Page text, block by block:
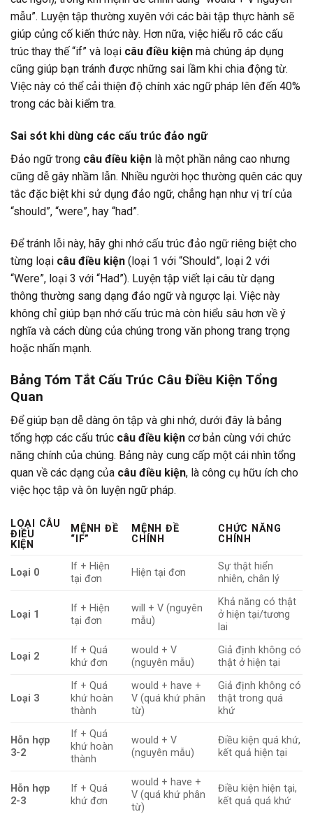
mẫu”. Luyện tập thường xuyên với các bài tập thực hành sẽ
giúp củng cố kiến thức này. Hơn nữa, việc hiểu rõ các cấu
trúc thay thế “if” và loại câu điều kiện mà chúng áp dụng
cũng giúp bạn tránh được những sai lầm khi chia động từ.
Việc này có thể cải thiện độ chính xác ngữ pháp lên đến 40%
trong các bài kiểm tra.
Sai sót khi dùng các cấu trúc đảo ngữ
Đảo ngữ trong câu điều kiện là một phần nâng cao nhưng
cũng dễ gây nhầm lẫn. Nhiều người học thường quên các quy
tắc đặc biệt khi sử dụng đảo ngữ, chẳng hạn như vị trí của
“should”, “were”, hay “had”.
Để tránh lỗi này, hãy ghi nhớ cấu trúc đảo ngữ riêng biệt cho
từng loại câu điều kiện (loại 1 với “Should”, loại 2 với
“Were”, loại 3 với “Had”). Luyện tập viết lại câu từ dạng
thông thường sang dạng đảo ngữ và ngược lại. Việc này
không chỉ giúp bạn nhớ cấu trúc mà còn hiểu sâu hơn về ý
nghĩa và cách dùng của chúng trong văn phong trang trọng
hoặc nhấn mạnh.
Bảng Tóm Tắt Cấu Trúc Câu Điều Kiện Tổng
Quan
Để giúp bạn dễ dàng ôn tập và ghi nhớ, dưới đây là bảng
tổng hợp các cấu trúc câu điều kiện cơ bản cùng với chức
năng chính của chúng. Bảng này cung cấp một cái nhìn tổng
quan về các dạng của câu điều kiện, là công cụ hữu ích cho
việc học tập và ôn luyện ngữ pháp.
LOẠI CÂU
ĐIỀU
KIỆN
MỆNH ĐỀ
“IF”
MỆNH ĐỀ
CHÍNH
CHỨC NĂNG
CHÍNH
Loại 0
If + Hiện
tại đơn
Hiện tại đơn
Sự thật hiển
nhiên, chân lý
Loại 1
If + Hiện
tại đơn
will + V (nguyên
mẫu)
Khả năng có thật
ở hiện tại/tương
lai
Loại 2
If + Quá
khứ đơn
would + V
(nguyên mẫu)
Giả định không có
thật ở hiện tại
Loại 3
If + Quá
khứ hoàn
thành
would + have +
V (quá khứ phân
từ)
Giả định không có
thật trong quá
khứ
Hỗn hợp
3-2
If + Quá
khứ hoàn
thành
would + V
(nguyên mẫu)
Điều kiện quá khứ,
kết quả hiện tại
Hỗn hợp
2-3
If + Quá
khứ đơn
would + have +
V (quá khứ phân
từ)
Điều kiện hiện tại,
kết quả quá khứ